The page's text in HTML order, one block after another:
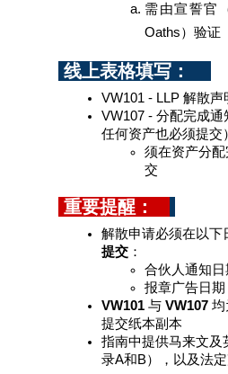
需由宣誓官
Oaths）验证
线上表格填写：
VW101 - LLP 解散声
VW107 - 分配完成
任何资产也必须提交
须在资产分
交
重要提醒：
解散申请必须在以下
提交 ：
合伙人通知
报章广告日期
VW101 与 VW107 均
提交纸本副本
指南中提供马来文及
录A和B），以及法